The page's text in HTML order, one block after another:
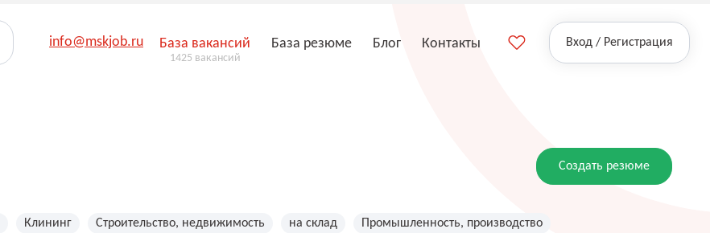
info@mskjob.ru База вакансий
1425 вакансий
База резюме Блог Контакты Вход / Регистрация
Создать резюме
Клининг Строительство, недвижимость на склад Промышленность, производство